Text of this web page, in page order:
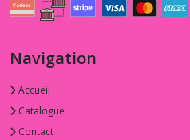
Navigation
Accueil
Catalogue
Contact